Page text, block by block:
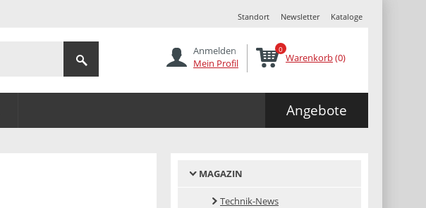
Standort Newsletter Kataloge
Anmelden
Mein Profil
Warenkorb(0)
0
Angebote
MAGAZIN
Technik-News